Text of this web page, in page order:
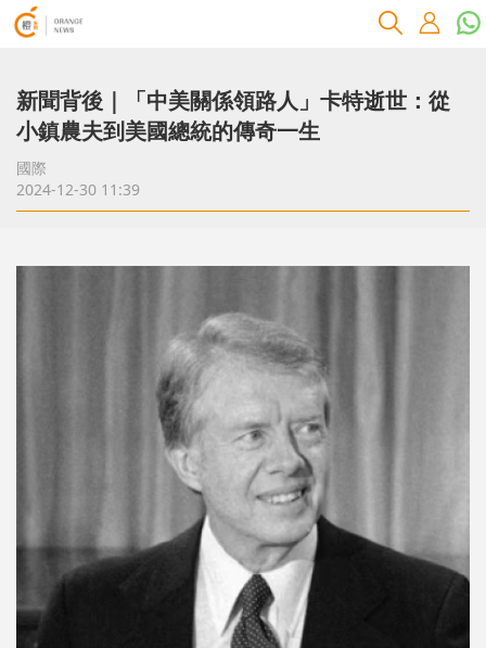
新聞背後｜「中美關係領路人」卡特逝世：從
小鎮農夫到美國總統的傳奇一生
國際
2024-12-30 11:39